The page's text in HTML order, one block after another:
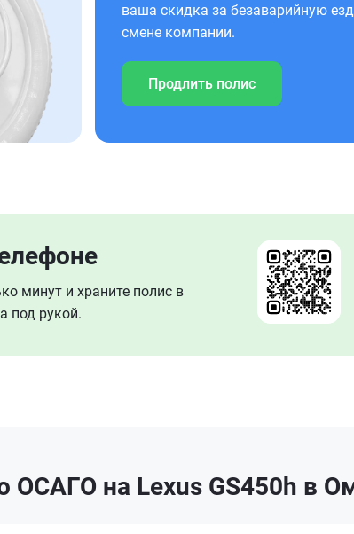
ваша скидка за безаварийную
смене компании.
Продлить полис
минут и храните полис в
под рукой.
ОСАГО на Lexus GS450h в